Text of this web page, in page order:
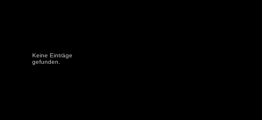
Keine Einträge
gefunden.